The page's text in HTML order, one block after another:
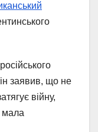
заявив, що не
війну,
мала